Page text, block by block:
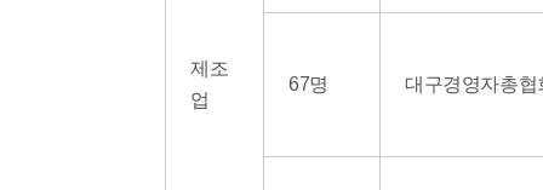
제조
업
67명 대구경영자총협